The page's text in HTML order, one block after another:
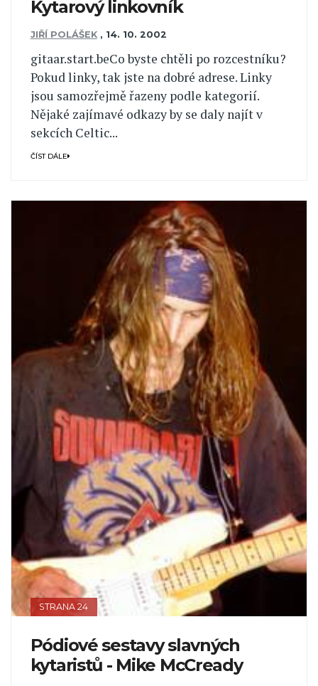
Kytarový linkovník
JIŘÍ POLÁŠEK , 14. 10. 2002
gitaar.start.beCo byste chtěli po rozcestníku?
Pokud linky, tak jste na dobré adrese. Linky
jsou samozřejmě řazeny podle kategorií.
Nějaké zajímavé odkazy by se daly najít v
sekcích Celtic...
ČÍST DÁLE
STRANA 24
Pódiové sestavy slavných
kytaristů - Mike McCready